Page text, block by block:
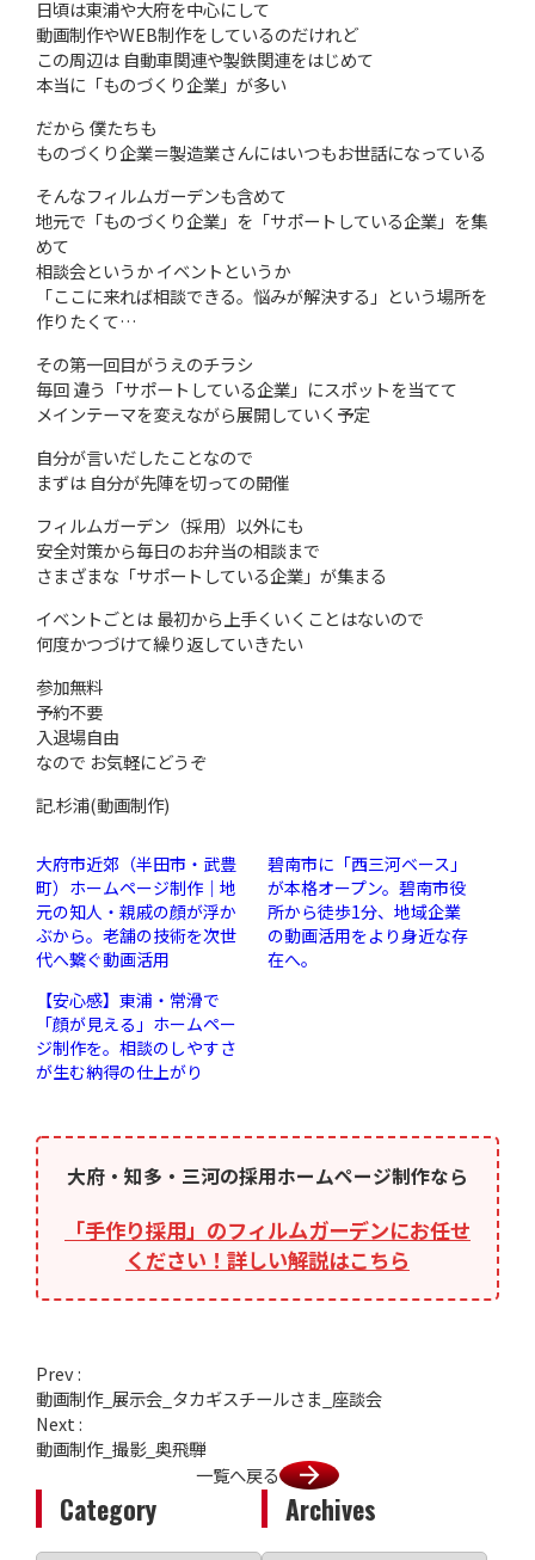
Category Archives
日頃は東浦や大府を中心にして
動画制作やWEB制作をしているのだけれど
この周辺は 自動車関連や製鉄関連をはじめて
本当に「ものづくり企業」が多い
だから 僕たちも
ものづくり企業＝製造業さんにはいつもお世話になっている
そんなフィルムガーデンも含めて
地元で「ものづくり企業」を「サポートしている企業」を集
めて
相談会というか イベントというか
「ここに来れば相談できる。悩みが解決する」という場所を
作りたくて…
その第一回目がうえのチラシ
毎回 違う「サポートしている企業」にスポットを当てて
メインテーマを変えながら展開していく予定
自分が言いだしたことなので
まずは 自分が先陣を切っての開催
フィルムガーデン（採用）以外にも
安全対策から毎日のお弁当の相談まで
さまざまな「サポートしている企業」が集まる
イベントごとは 最初から上手くいくことはないので
何度かつづけて繰り返していきたい
参加無料
予約不要
入退場自由
なので お気軽にどうぞ
記.杉浦(動画制作)
大府市近郊（半田市・武豊
町）ホームページ制作｜地
元の知人・親戚の顔が浮か
ぶから。老舗の技術を次世
代へ繋ぐ動画活用
碧南市に「西三河ベース」
が本格オープン。碧南市役
所から徒歩1分、地域企業
の動画活用をより身近な存
在へ。
【安心感】東浦・常滑で
「顔が見える」ホームペー
ジ制作を。相談のしやすさ
が生む納得の仕上がり
大府・知多・三河の採用ホームページ制作なら
「手作り採用」のフィルムガーデンにお任せ
ください！詳しい解説はこちら
Prev :
動画制作_展示会_タカギスチールさま_座談会
一覧へ戻る
Next :
動画制作_撮影_奥飛騨